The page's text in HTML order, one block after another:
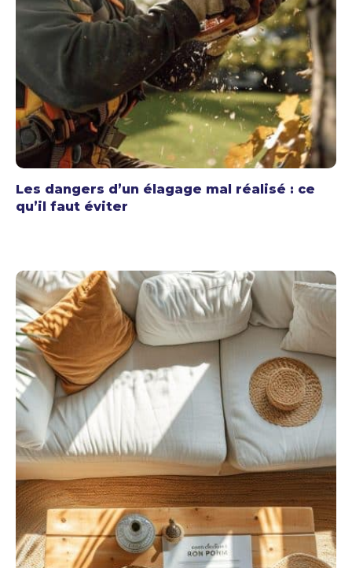
Les dangers d’un élagage mal réalisé : ce
qu’il faut éviter